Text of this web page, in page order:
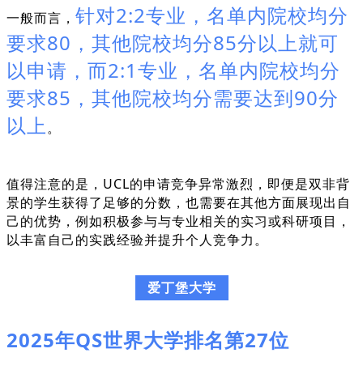
一般而言， 针对2:2专业，名单内院校均分
要求80，其他院校均分85分以上就可
以申请，而2:1专业，名单内院校均分
要求85，其他院校均分需要达到90分
以上。
值得注意的是，UCL的申请竞争异常激烈，即便是双非背
景的学生获得了足够的分数，也需要在其他方面展现出自
己的优势，例如积极参与与专业相关的实习或科研项目，
以丰富自己的实践经验并提升个人竞争力。
爱丁堡大学
2025年QS世界大学排名第27位